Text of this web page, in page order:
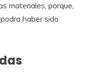
materiales, porque,
haber sido